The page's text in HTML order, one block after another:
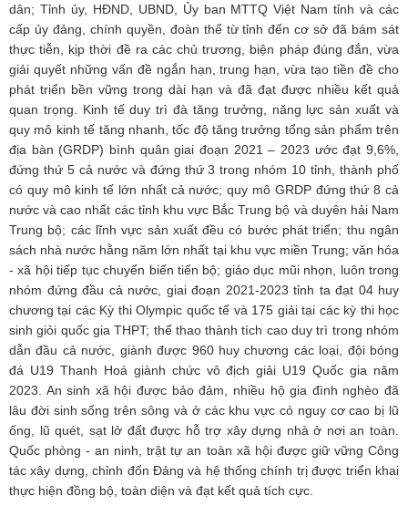
dân; Tỉnh ủy, HĐND, UBND, Ủy ban MTTQ Việt Nam tỉnh và các
cấp ủy đảng, chính quyền, đoàn thể từ tỉnh đến cơ sở đã bám sát
thực tiễn, kịp thời đề ra các chủ trương, biện pháp đúng đắn, vừa
giải quyết những vấn đề ngắn hạn, trung hạn, vừa tạo tiền đề cho
phát triển bền vững trong dài hạn và đã đạt được nhiều kết quả
quan trọng. Kinh tế duy trì đà tăng trưởng, năng lực sản xuất và
quy mô kinh tế tăng nhanh, tốc độ tăng trưởng tổng sản phẩm trên
địa bàn (GRDP) bình quân giai đoạn 2021 – 2023 ước đạt 9,6%,
đứng thứ 5 cả nước và đứng thứ 3 trong nhóm 10 tỉnh, thành phố
có quy mô kinh tế lớn nhất cả nước; quy mô GRDP đứng thứ 8 cả
nước và cao nhất các tỉnh khu vực Bắc Trung bộ và duyên hải Nam
Trung bộ; các lĩnh vực sản xuất đều có bước phát triển; thu ngân
sách nhà nước hằng năm lớn nhất tại khu vực miền Trung; văn hóa
- xã hội tiếp tục chuyển biến tiến bộ; giáo dục mũi nhọn, luôn trong
nhóm đứng đầu cả nước, giai đoạn 2021-2023 tỉnh ta đạt 04 huy
chương tại các Kỳ thi Olympic quốc tế và 175 giải tại các kỳ thi học
sinh giỏi quốc gia THPT; thể thao thành tích cao duy trì trong nhóm
dẫn đầu cả nước, giành được 960 huy chương các loại, đội bóng
đá U19 Thanh Hoá giành chức vô địch giải U19 Quốc gia năm
2023. An sinh xã hội được bảo đảm, nhiều hộ gia đình nghèo đã
lâu đời sinh sống trên sông và ở các khu vực có nguy cơ cao bị lũ
ống, lũ quét, sạt lở đất được hỗ trợ xây dựng nhà ở nơi an toàn.
Quốc phòng - an ninh, trật tự an toàn xã hội được giữ vững Công
tác xây dựng, chỉnh đốn Đảng và hệ thống chính trị được triển khai
thực hiện đồng bộ, toàn diện và đạt kết quả tích cực.